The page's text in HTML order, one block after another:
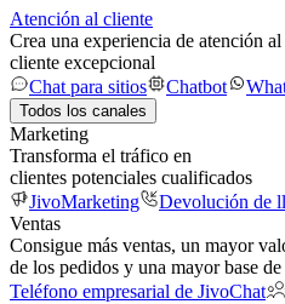
Atención al cliente
Crea una experiencia de atención al
cliente excepcional
Chat para sitios
Chatbot
Todos los canales
Marketing
Transforma el tráfico en
clientes potenciales cualificados
JivoMarketing
Devolución de
Ventas
Consigue más ventas, un mayor
de los pedidos y una mayor base
Teléfono empresarial de JivoChat